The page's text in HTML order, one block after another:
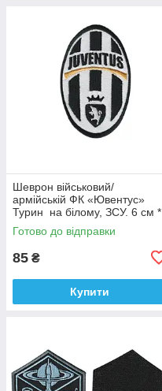
Шеврон військовий/
армійській ФК «Ювентус»
Турин на білому, ЗСУ. 6 см *
9,5 см
Готово до відправки
85 ₴
Купити